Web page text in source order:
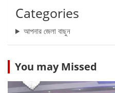
Categories
আপনার জেলা বাছুন
You may Missed